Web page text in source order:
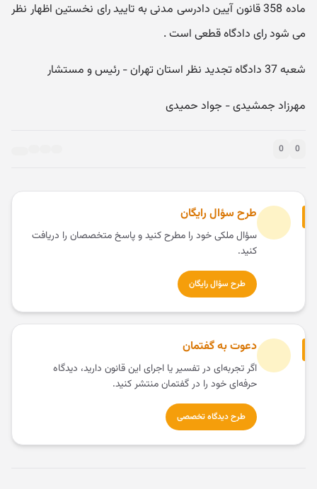
ماده 358 قانون آیین دادرسی مدنی به تایید رای نخستین اظهار نظر
می شود رای دادگاه قطعی است .
شعبه 37 دادگاه تجدید نظر استان تهران - رئیس و مستشار
مهرزاد جمشیدی - جواد حمیدی
0
0
طرح سؤال رایگان
سؤال ملکی خود را مطرح کنید و پاسخ متخصصان را دریافت
کنید.
طرح سؤال رایگان
دعوت به گفتمان
اگر تجربه‌ای در تفسیر یا اجرای این قانون دارید، دیدگاه
حرفه‌ای خود را در گفتمان منتشر کنید.
طرح دیدگاه تخصصی